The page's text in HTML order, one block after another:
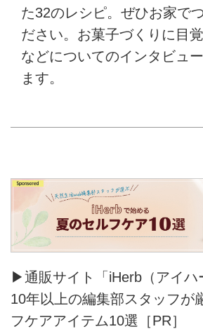
た32のレシピ。ぜひお家で
ださい。お菓子づくりに目
などについてのインタビュ
ます。
▶通販サイト「iHerb（アイハ
10年以上の編集部スタッフが
フケアアイテム10選［PR］